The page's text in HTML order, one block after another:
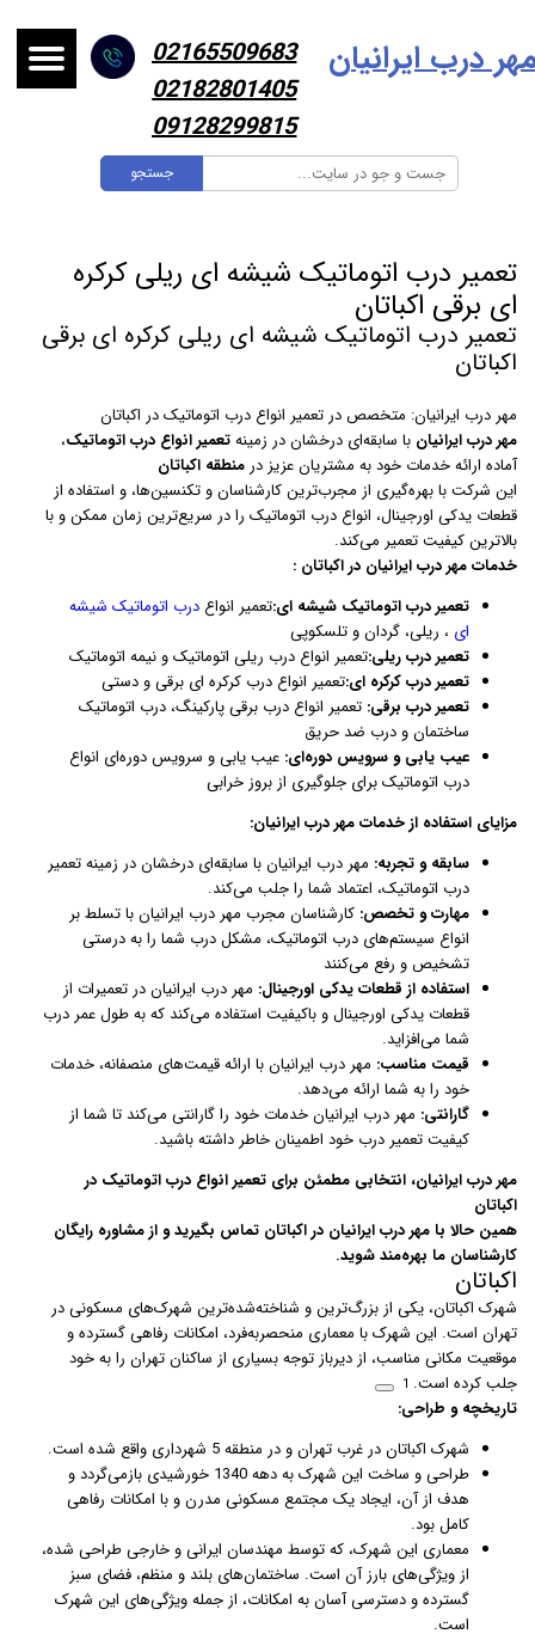
جستجو
درب ایرانیان
02165509683
02182801405
09128299815
تعمیر درب اتوماتیک شیشه ای ریلی کرکره
ای برقی اکباتان
تعمیر درب اتوماتیک شیشه ای ریلی کرکره ای برقی
اکباتان
مهر درب ایرانیان: متخصص در تعمیر انواع درب اتوماتیک در اکباتان
مهر درب ایرانیان با سابقه‌ای درخشان در زمینهتعمیر انواع درب اتوماتیک،
آماده ارائه خدمات خود به مشتریان عزیز درمنطقه اکباتان
این شرکت با بهره‌گیری از مجرب‌ترین کارشناسان و تکنسین‌ها، و استفاده از
قطعات یدکی اورجینال، انواع درب اتوماتیک را در سریع‌ترین زمان ممکن و با
بالاترین کیفیت تعمیر می‌کند.
خدمات مهر درب ایرانیان در اکباتان :
تعمیر درب اتوماتیک شیشه ای:تعمیر انواع درب اتوماتیک شیشه
ای ، ریلی، گردان و تلسکوپی
تعمیر درب ریلی:تعمیر انواع درب ریلی اتوماتیک و نیمه اتوماتیک
تعمیر درب کرکره ای:تعمیر انواع درب کرکره ای برقی و دستی
تعمیر درب برقی: تعمیر انواع درب برقی پارکینگ، درب اتوماتیک
ساختمان و درب ضد حریق
عیب یابی و سرویس دوره‌ای: عیب یابی و سرویس دوره‌ای انواع
درب اتوماتیک برای جلوگیری از بروز خرابی
مزایای استفاده از خدمات مهر درب ایرانیان:
سابقه و تجربه: مهر درب ایرانیان با سابقه‌ای درخشان در زمینه تعمیر
درب اتوماتیک، اعتماد شما را جلب می‌کند.
مهارت و تخصص: کارشناسان مجرب مهر درب ایرانیان با تسلط بر
انواع سیستم‌های درب اتوماتیک، مشکل درب شما را به درستی
تشخیص و رفع می‌کنند
استفاده از قطعات یدکی اورجینال: مهر درب ایرانیان در تعمیرات از
قطعات یدکی اورجینال و باکیفیت استفاده می‌کند که به طول عمر درب
شما می‌افزاید.
قیمت مناسب: مهر درب ایرانیان با ارائه قیمت‌های منصفانه، خدمات
خود را به شما ارائه می‌دهد.
گارانتی: مهر درب ایرانیان خدمات خود را گارانتی می‌کند تا شما از
کیفیت تعمیر درب خود اطمینان خاطر داشته باشید.
مهر درب ایرانیان، انتخابی مطمئن برای تعمیر انواع درب اتوماتیک در
اکباتان
همین حالا با مهر درب ایرانیان در اکباتان تماس بگیرید و از مشاوره رایگان
کارشناسان ما بهره‌مند شوید.
اکباتان
شهرک اکباتان، یکی از بزرگ‌ترین و شناخته‌شده‌ترین شهرک‌های مسکونی در
تهران است. این شهرک با معماری منحصربه‌فرد، امکانات رفاهی گسترده و
موقعیت مکانی مناسب، از دیرباز توجه بسیاری از ساکنان تهران را به خود
جلب کرده است.
تاریخچه و طراحی:
شهرک اکباتان در غرب تهران و در منطقه 5 شهرداری واقع شده است.
طراحی و ساخت این شهرک به دهه 1340 خورشیدی بازمی‌گردد و
هدف از آن، ایجاد یک مجتمع مسکونی مدرن و با امکانات رفاهی
کامل بود.
معماری این شهرک، که توسط مهندسان ایرانی و خارجی طراحی شده،
از ویژگی‌های بارز آن است. ساختمان‌های بلند و منظم، فضای سبز
گسترده و دسترسی آسان به امکانات، از جمله ویژگی‌های این شهرک
است.